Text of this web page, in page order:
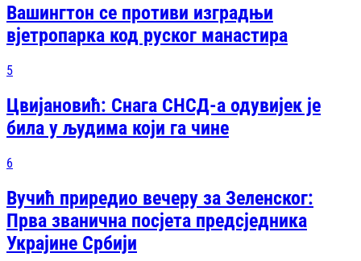
Вашингтон се противи изградњи
вјетропарка код руског манастира
5
Цвијановић: Снага СНСД-а одувијек је
била у људима који га чине
6
Вучић приредио вечеру за Зеленског:
Прва званична посjета предсjедника
Украјине Србији